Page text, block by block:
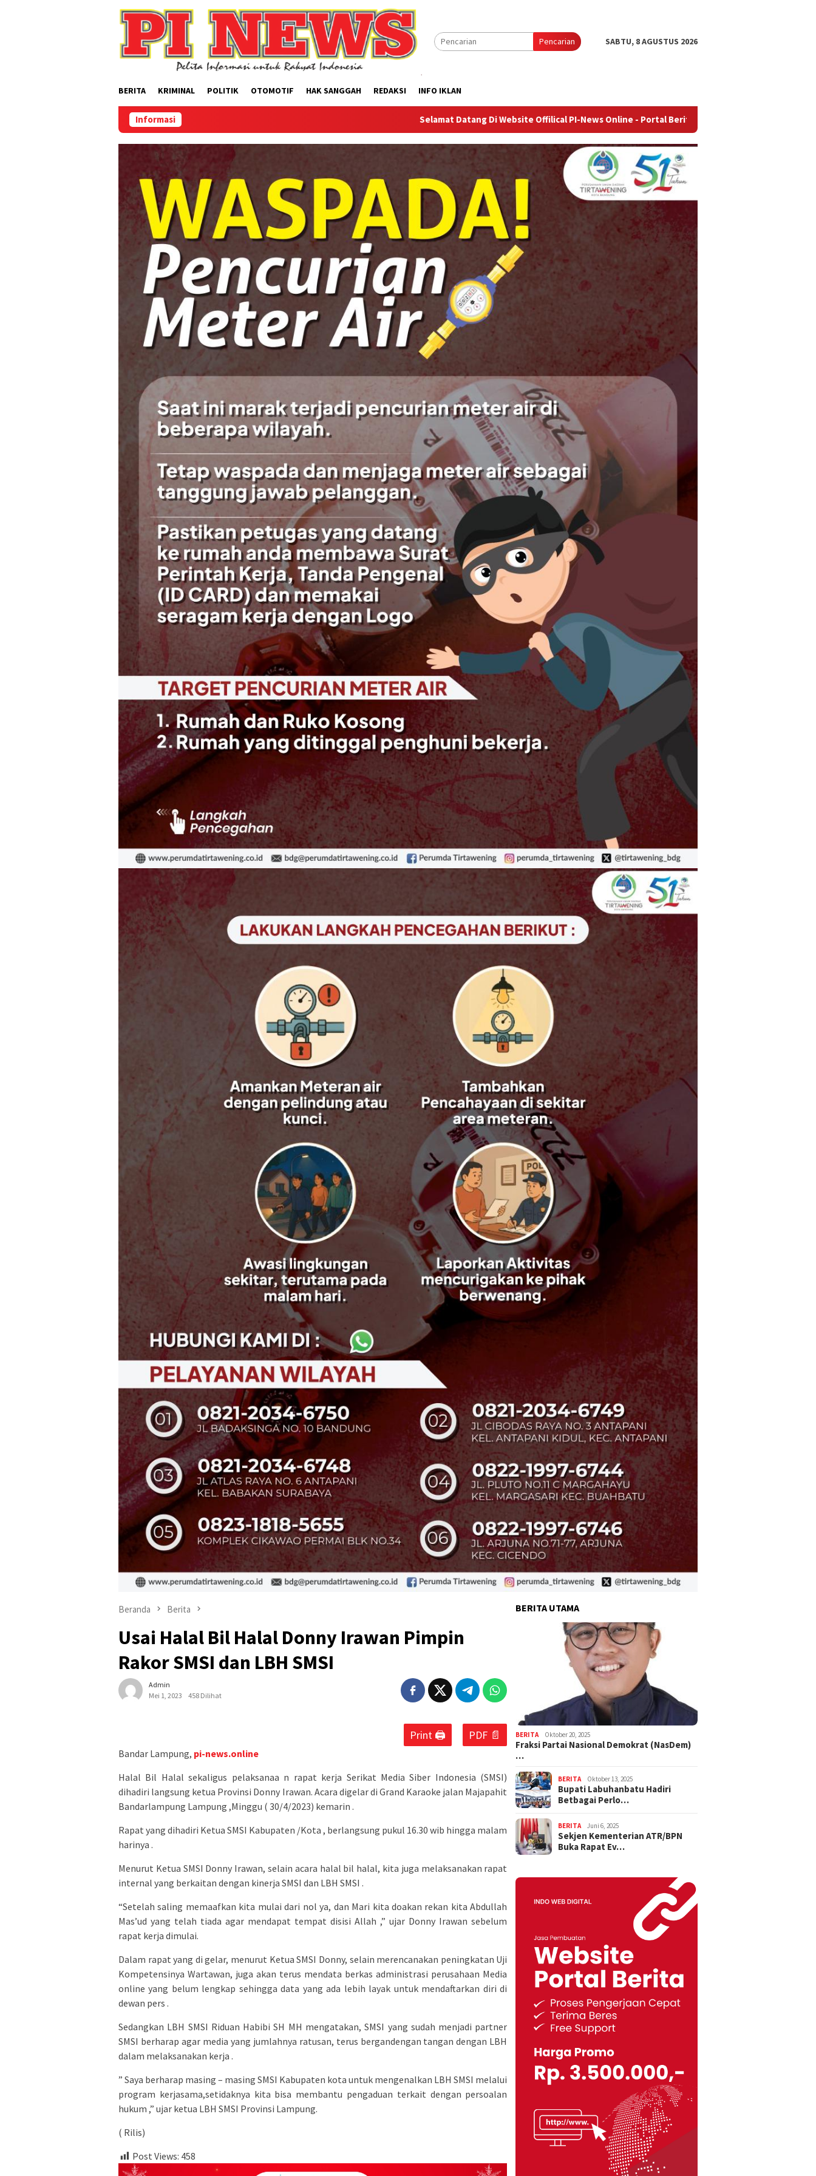
Pencarian
SABTU, 8 AGUSTUS 2026
BERITA KRIMINAL POLITIK OTOMOTIF HAK SANGGAH REDAKSI INFO IKLAN
Informasi Selamat Datang Di Website Offilical PI-News Online - Portal Berita Terupdate & Terpercaya
Beranda Berita
Usai Halal Bil Halal Donny Irawan Pimpin
Rakor SMSI dan LBH SMSI
Admin
Mei 1, 2023
458 Dilihat
Print 🖨 PDF 📄
Bandar Lampung, pi-news.online
Halal Bil Halal sekaligus pelaksanaa n rapat kerja Serikat Media Siber Indonesia (SMSI)
dihadiri langsung ketua Provinsi Donny Irawan. Acara digelar di Grand Karaoke jalan Majapahit
Bandarlampung Lampung ,Minggu ( 30/4/2023) kemarin .
Rapat yang dihadiri Ketua SMSI Kabupaten /Kota , berlangsung pukul 16.30 wib hingga malam
harinya .
Menurut Ketua SMSI Donny Irawan, selain acara halal bil halal, kita juga melaksanakan rapat
internal yang berkaitan dengan kinerja SMSI dan LBH SMSI .
“Setelah saling memaafkan kita mulai dari nol ya, dan Mari kita doakan rekan kita Abdullah
Mas’ud yang telah tiada agar mendapat tempat disisi Allah ,” ujar Donny Irawan sebelum
rapat kerja dimulai.
Dalam rapat yang di gelar, menurut Ketua SMSI Donny, selain merencanakan peningkatan Uji
Kompetensinya Wartawan, juga akan terus mendata berkas administrasi perusahaan Media
online yang belum lengkap sehingga data yang ada lebih layak untuk mendaftarkan diri di
dewan pers .
Sedangkan LBH SMSI Riduan Habibi SH MH mengatakan, SMSI yang sudah menjadi partner
SMSI berharap agar media yang jumlahnya ratusan, terus bergandengan tangan dengan LBH
dalam melaksanakan kerja .
” Saya berharap masing – masing SMSI Kabupaten kota untuk mengenalkan LBH SMSI melalui
program kerjasama,setidaknya kita bisa membantu pengaduan terkait dengan persoalan
hukum ,” ujar ketua LBH SMSI Provinsi Lampung.
( Rilis)
Post Views: 458
BERITA UTAMA
BERITA Oktober 20, 2025
Fraksi Partai Nasional Demokrat (NasDem)
…
BERITA Oktober 13, 2025
Bupati Labuhanbatu Hadiri
Betbagai Perlo…
BERITA Juni 6, 2025
Sekjen Kementerian ATR/BPN
Buka Rapat Ev…